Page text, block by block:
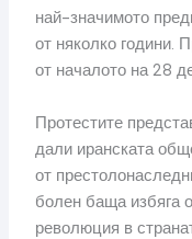
най-значимото
от няколко години.
от началото на 28
Протестите
дали иранската
от
болен баща избяга
революция в